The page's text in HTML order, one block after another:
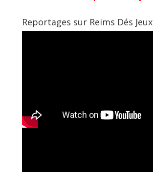
Reportages sur Reims Dés Jeux